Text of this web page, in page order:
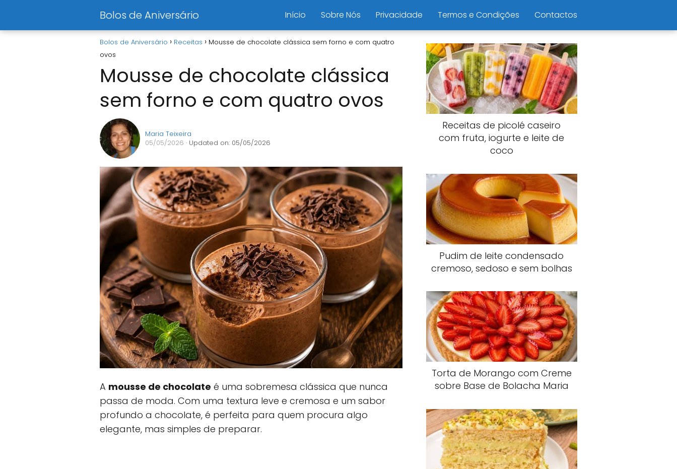
Bolos de Aniversário Início Sobre Nós Privacidade Termos e Condições Contactos
Bolos de Aniversário Receitas
Mousse de chocolate clássica sem forno e com quatro
ovos
Mousse de chocolate clássica
sem forno e com quatro ovos
Maria Teixeira
05/05/2026 · Updated on: 05/05/2026
A mousse de chocolate é uma sobremesa clássica que nunca
passa de moda. Com uma textura leve e cremosa e um sabor
profundo a chocolate, é perfeita para quem procura algo
elegante, mas simples de preparar.
Receitas de picolé caseiro
com fruta, iogurte e leite de
coco
Pudim de leite condensado
cremoso, sedoso e sem bolhas
Torta de Morango com Creme
sobre Base de Bolacha Maria